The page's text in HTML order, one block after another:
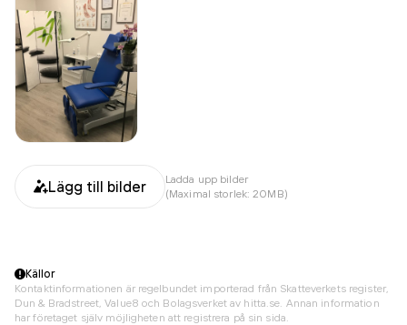
Lägg till bilder
Ladda upp bilder
(Maximal storlek: 20MB)
Källor
Kontaktinformationen är regelbundet importerad från Skatteverkets register,
Dun & Bradstreet, Value8 och Bolagsverket av hitta.se. Annan information
har företaget själv möjligheten att registrera på sin sida.